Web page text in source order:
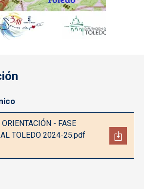
- FASE
TOLEDO 2024-25.pdf